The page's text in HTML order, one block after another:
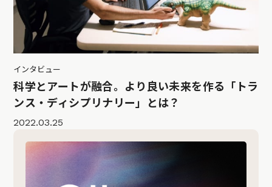
インタビュー
科学とアートが融合。より良い未来を作る「トラ
ンス・ディシプリナリー」とは？
2022.03.25